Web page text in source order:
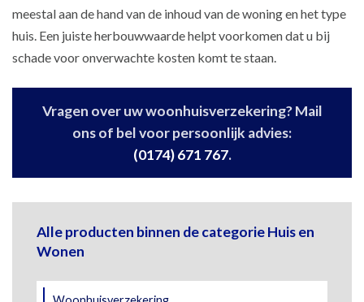
meestal aan de hand van de inhoud van de woning en het type
huis. Een juiste herbouwwaarde helpt voorkomen dat u bij
schade voor onverwachte kosten komt te staan.
Vragen over uw woonhuisverzekering? Mail
ons of bel voor persoonlijk advies:
(0174) 671 767.
Alle producten binnen de categorie Huis en
Wonen